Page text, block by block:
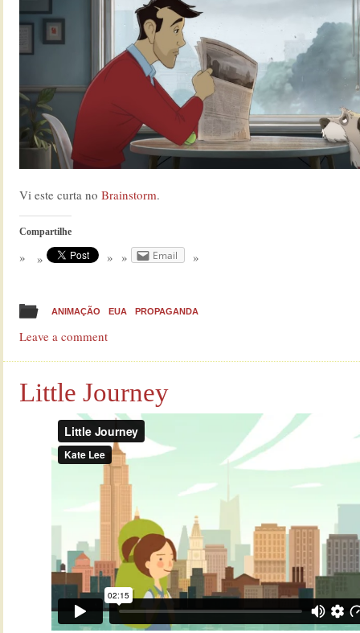
Vi este curta no Brainstorm.
Compartilhe
Email
ANIMAÇÃO EUA PROPAGANDA
Leave a comment
Little Journey